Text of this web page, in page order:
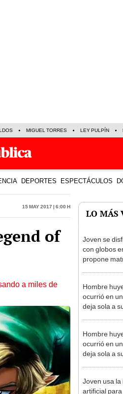
MIGUEL TORRES LEY PULPÍN
DEPORTES ESPECTÁCULOS
15 May 2017 | 6:00 h
of
a miles de
LO MÁS
Joven se
con globos
propone
Hombre
ocurrió en
deja sola a
Hombre
ocurrió en
deja sola a
Joven usa la
artificial